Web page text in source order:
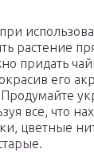
растение
придать
его
все, что
цветные